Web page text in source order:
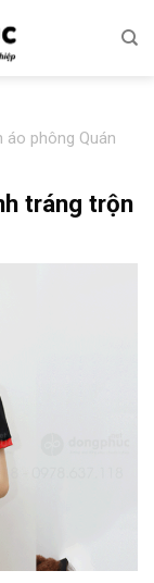
áo phông Quán
tráng trộn